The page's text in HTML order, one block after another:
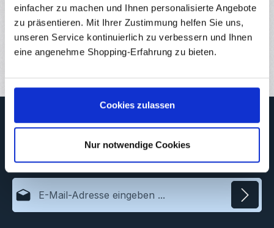
einfacher zu machen und Ihnen personalisierte Angebote
zu präsentieren. Mit Ihrer Zustimmung helfen Sie uns,
unseren Service kontinuierlich zu verbessern und Ihnen
eine angenehme Shopping-Erfahrung zu bieten.
Cookies zulassen
Nur notwendige Cookies
Eigenschaften
Downloads
Bewertungen
Newsletter, um rechtzeitig über neue Produkte und Angebote
informiert zu werden.
E-Mail-Adresse*